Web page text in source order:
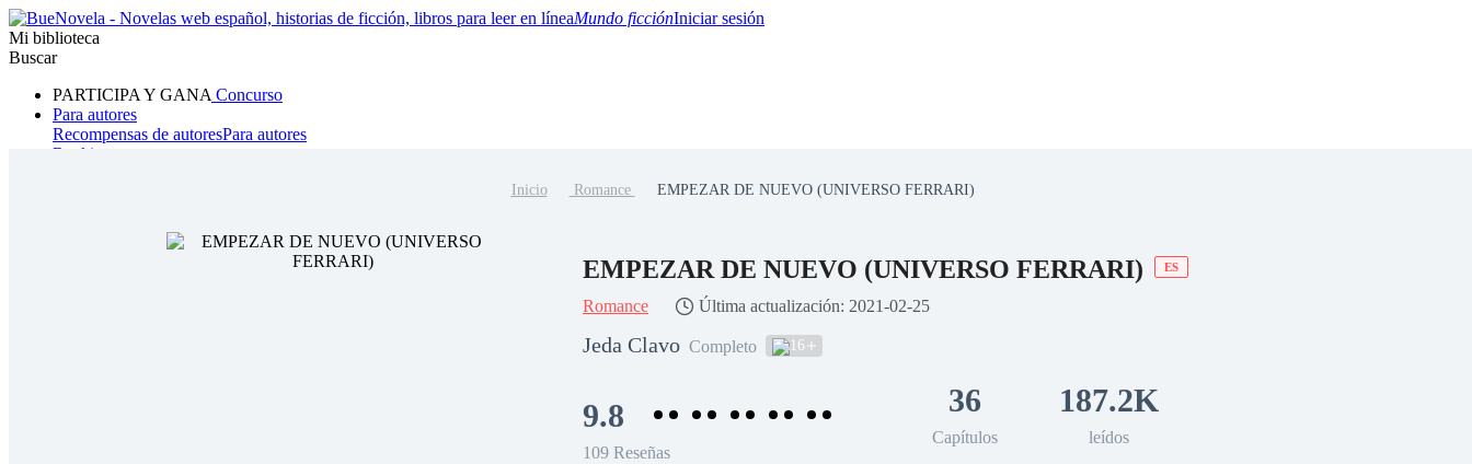
Mundo ficciónIniciar sesión
Mi biblioteca
Buscar
PARTICIPA Y GANA Concurso
Para autores
Recompensas de autoresPara autores
Ranking
Hombre loboMafiaSistemaFantasíaUrbanoLGBTQ+
Inicio Romance EMPEZAR DE NUEVO (UNIVERSO FERRARI)
EMPEZAR DE NUEVO (UNIVERSO FERRARI) ES
Romance Última actualización: 2021-02-25
Jeda Clavo Completo 16
9.8
109 Reseñas
36
Capítulos
187.2K
leídos